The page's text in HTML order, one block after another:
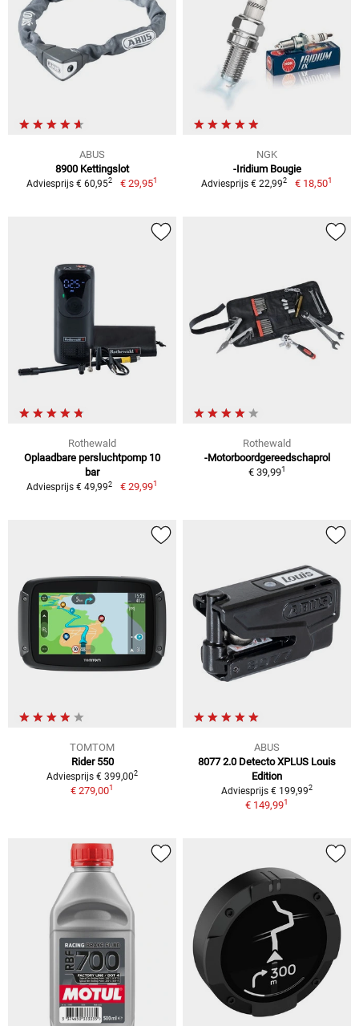
ABUS
8900 Kettingslot
Adviesprijs € 60,952 € 29,951
NGK
-Iridium Bougie
Adviesprijs € 22,992 € 18,501
Rothewald
Oplaadbare persluchtpomp 10
bar
Adviesprijs € 49,992 € 29,991
Rothewald
-Motorboordgereedschaprol
€ 39,991
TOMTOM
Rider 550
Adviesprijs € 399,002
€ 279,001
ABUS
8077 2.0 Detecto XPLUS Louis
Edition
Adviesprijs € 199,992
€ 149,991